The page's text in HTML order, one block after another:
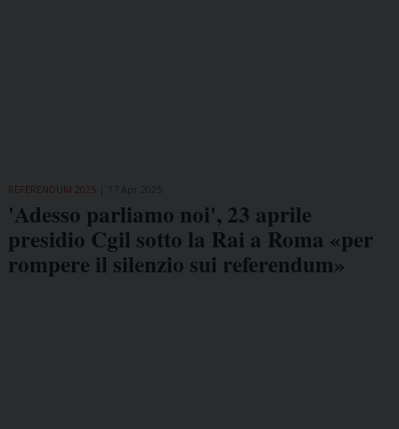
REFERENDUM 2025
'Adesso parliamo noi', 23 aprile
presidio Cgil sotto la Rai a Roma «per
rompere il silenzio sui referendum»